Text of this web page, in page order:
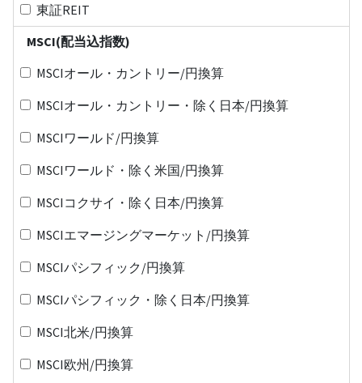
東証REIT
MSCI(配当込指数)
MSCIオール・カントリー/円換算
MSCIオール・カントリー・除く日本/円換算
MSCIワールド/円換算
MSCIワールド・除く米国/円換算
MSCIコクサイ・除く日本/円換算
MSCIエマージングマーケット/円換算
MSCIパシフィック/円換算
MSCIパシフィック・除く日本/円換算
MSCI北米/円換算
MSCI欧州/円換算